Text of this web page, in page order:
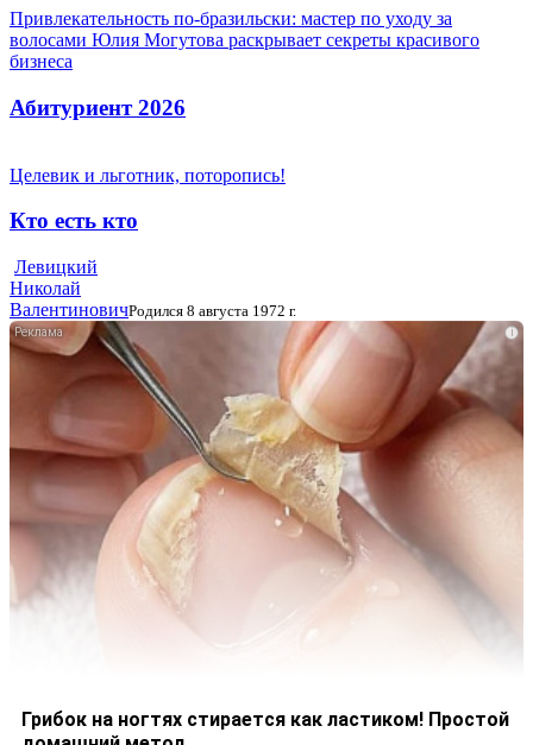
Привлекательность по-бразильски: мастер по уходу за
волосами Юлия Могутова раскрывает секреты красивого
бизнеса
Абитуриент 2026
Целевик и льготник, поторопись!
Кто есть кто
Левицкий
Николай
ВалентиновичРодился 8 августа 1972 г.
i
Грибок на ногтях стирается как ластиком! Простой